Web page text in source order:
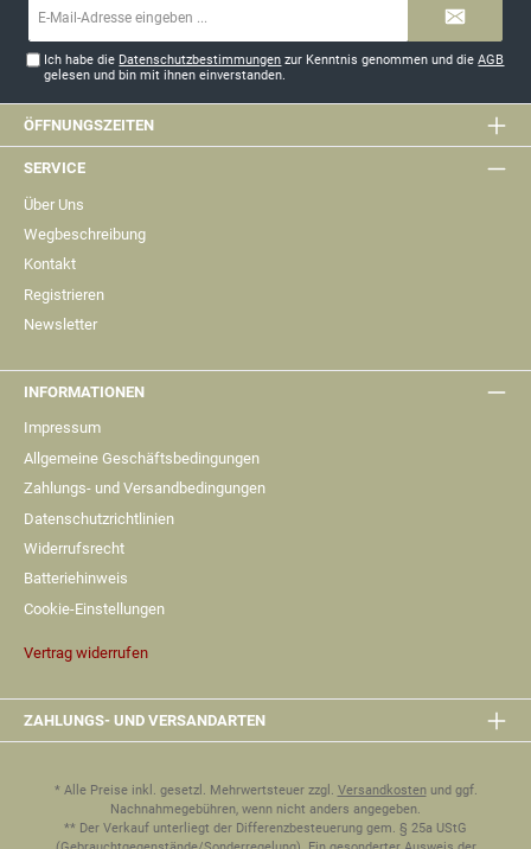
Ich habe die Datenschutzbestimmungen zur Kenntnis genommen und dieAGB
gelesen und bin mit ihnen einverstanden.
ÖFFNUNGSZEITEN
SERVICE
Über Uns
Wegbeschreibung
Kontakt
Registrieren
Newsletter
INFORMATIONEN
Impressum
Allgemeine Geschäftsbedingungen
Zahlungs- und Versandbedingungen
Datenschutzrichtlinien
Widerrufsrecht
Batteriehinweis
Cookie-Einstellungen
Vertrag widerrufen
ZAHLUNGS- UND VERSANDARTEN
* Alle Preise inkl. gesetzl. Mehrwertsteuer zzgl. Versandkostenund ggf.
Nachnahmegebühren, wenn nicht anders angegeben.
** Der Verkauf unterliegt der Differenzbesteuerung gem. § 25a UStG